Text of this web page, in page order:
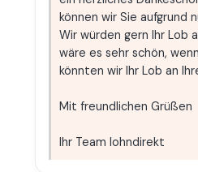
können wir Sie aufgrund
Wir würden gern Ihr Lob
wäre es sehr schön,
könnten wir Ihr Lob an
Mit freundlichen Grüßen
Ihr Team lohndirekt